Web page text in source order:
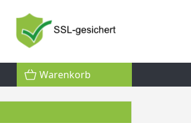
Warenkorb